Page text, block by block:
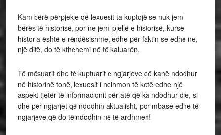
Kam bërë përpjekje që lexuesit ta kuptojë se nuk jemi
bërës të historisë, por ne jemi pjellë e historisë, kurse
historia është e rëndësishme, edhe për faktin se edhe ne,
një ditë, do të kthehemi në të kaluarën.
Të mësuarit dhe të kuptuarit e ngjarjeve që kanë ndodhur
në historinë tonë, lexuesit i ndihmon të ketë edhe një
aspekt tjetër të informacionit për atë që ka ndodhur dje, si
dhe për ngjarjet që ndodhin aktualisht, por mbase edhe të
ngjarjeve që do të ndodhin në të ardhmen!